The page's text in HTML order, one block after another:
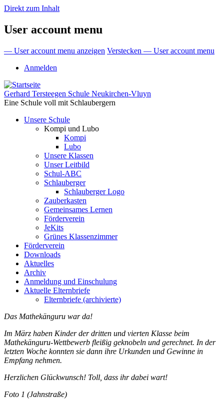
Direkt zum Inhalt
User account menu
— User account menu anzeigen Verstecken — User account menu
Anmelden
Gerhard Tersteegen Schule Neukirchen-Vluyn
Eine Schule voll mit Schlaubergern
Unsere Schule
Kompi und Lubo
Kompi
Lubo
Unsere Klassen
Unser Leitbild
Schul-ABC
Schlauberger
Schlauberger Logo
Zauberkasten
Gemeinsames Lernen
Förderverein
JeKits
Grünes Klassenzimmer
Förderverein
Downloads
Aktuelles
Archiv
Anmeldung und Einschulung
Aktuelle Elternbriefe
Elternbriefe (archivierte)
Das Mathekänguru war da!
Im März haben Kinder der dritten und vierten Klasse beim
Mathekänguru-Wettbewerb fleißig geknobeln und gerechnet. In der
letzten Woche konnten sie dann ihre Urkunden und Gewinne in
Empfang nehmen.
Herzlichen Glückwunsch! Toll, dass ihr dabei wart!
Foto 1 (Jahnstraße)